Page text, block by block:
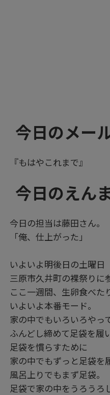
今日のメー
『もはやこれまで』
今日のえん
今日の担当は藤田さん。
「俺、仕上がった」
いよいよ明後日の土曜日
三原市久井町の裸祭りに
ここ一週間、生卵食べた
いよいよ本番モード。
家の中でもいろいろやっ
ふんどし締めて足袋を履い
足袋を慣らすために
家の中でもずっと足袋を
風呂上りでもまず足袋。
足袋で家の中をうろうろ